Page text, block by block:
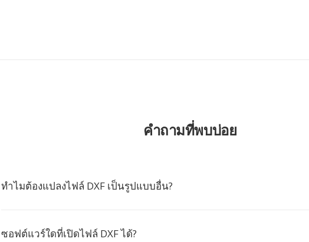
คำถามที่พบบ่อย
ทำไมต้องแปลงไฟล์ DXF เป็นรูปแบบอื่น?
ซอฟต์แวร์ใดที่เปิดไฟล์ DXF ได้?